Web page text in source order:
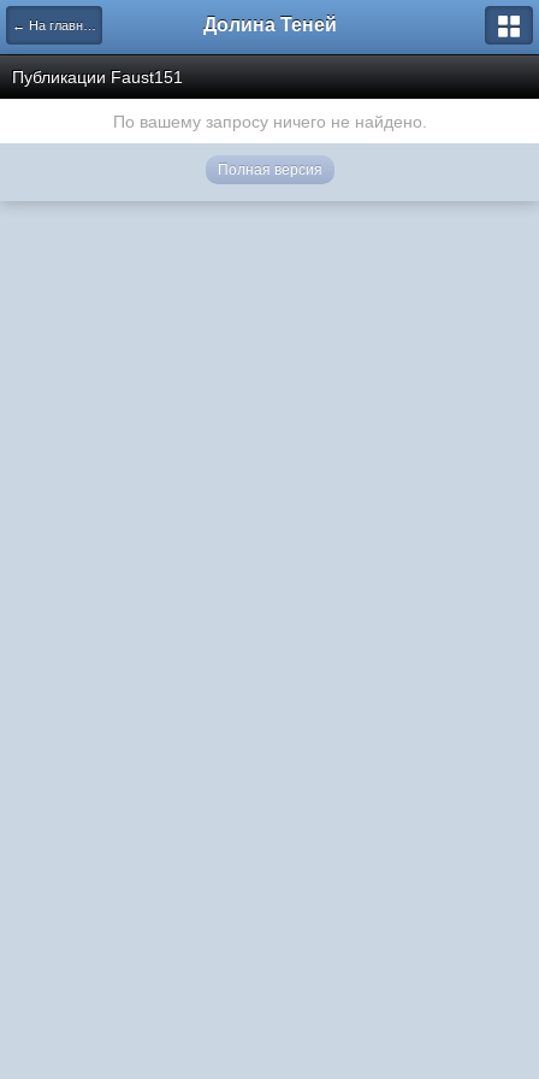
← На главную Долина Теней
Публикации Faust151
По вашему запросу ничего не найдено.
Полная версия